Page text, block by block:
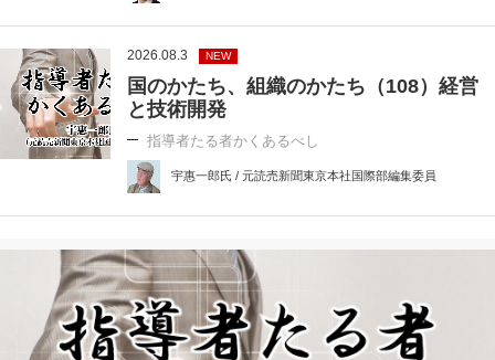
2026.08.3 NEW
国のかたち、組織のかたち（108）経営
と技術開発
指導者たる者かくあるべし
宇惠一郎氏 / 元読売新聞東京本社国際部編集委員